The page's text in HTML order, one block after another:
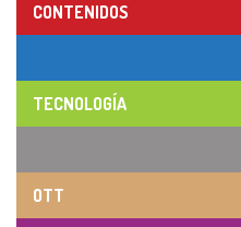
CONTENIDOS
TECNOLOGÍA
OTT